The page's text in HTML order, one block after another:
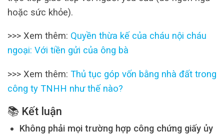
hoặc sức khỏe).
>>> Xem thêm: Quyền thừa kế của cháu nội cháu
ngoại: Với tiền gửi của ông bà
>>> Xem thêm: Thủ tục góp vốn bằng nhà đất trong
công ty TNHH như thế nào?
📚 Kết luận
Không phải mọi trường hợp công chứng giấy ủy